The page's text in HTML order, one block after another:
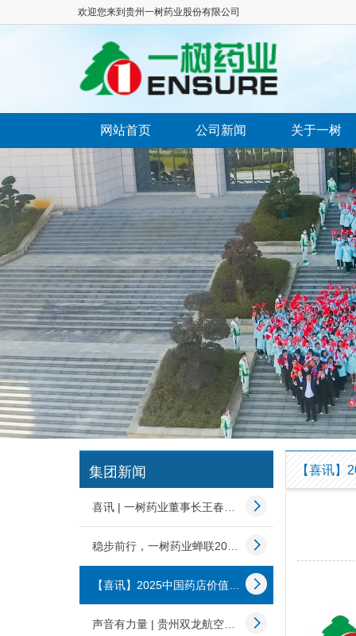
欢迎您来到贵州一树药业股份有限公司
网站首页 公司新闻 关于一树
集团新闻
喜讯 | 一树药业董事长王春雷荣获“2025药品零售行业觉醒者”称号
稳步前行，一树药业蝉联2025中国药品零售综合竞争力百强榜!
【喜讯】2025中国药店价值榜发布，一树药业再登百强榜！
声音有力量 | 贵州双龙航空港经济区联合一树药业为教师送健康